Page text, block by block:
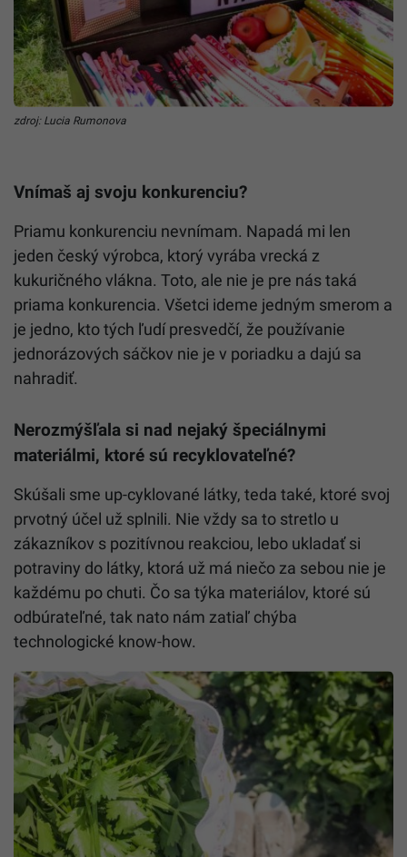
zdroj: Lucia Rumonova
Vnímaš aj svoju konkurenciu?
Priamu konkurenciu nevnímam. Napadá mi len
jeden český výrobca, ktorý vyrába vrecká z
kukuričného vlákna. Toto, ale nie je pre nás taká
priama konkurencia. Všetci ideme jedným smerom a
je jedno, kto tých ľudí presvedčí, že používanie
jednorázových sáčkov nie je v poriadku a dajú sa
nahradiť.
Nerozmýšľala si nad nejaký špeciálnymi
materiálmi, ktoré sú recyklovateľné?
Skúšali sme up-cyklované látky, teda také, ktoré svoj
prvotný účel už splnili. Nie vždy sa to stretlo u
zákazníkov s pozitívnou reakciou, lebo ukladať si
potraviny do látky, ktorá už má niečo za sebou nie je
každému po chuti. Čo sa týka materiálov, ktoré sú
odbúrateľné, tak nato nám zatiaľ chýba
technologické know-how.